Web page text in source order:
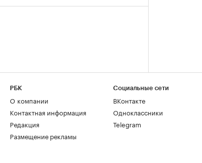
РБК
О компании
Контактная информация
Редакция
Размещение рекламы
Социальные сети
ВКонтакте
Одноклассники
Telegram